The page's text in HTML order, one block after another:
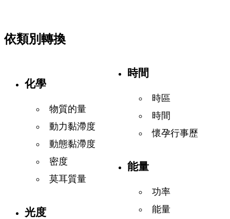
依類別轉換
化學
物質的量
動力黏滯度
動態黏滯度
密度
莫耳質量
光度
時間
時區
時間
懷孕行事歷
能量
功率
能量